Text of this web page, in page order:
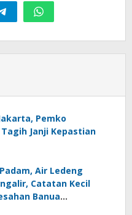
Pemko
Janji Kepastian
Air Ledeng
Catatan Kecil
Banua